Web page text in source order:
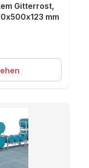
Gitterrost,
mm